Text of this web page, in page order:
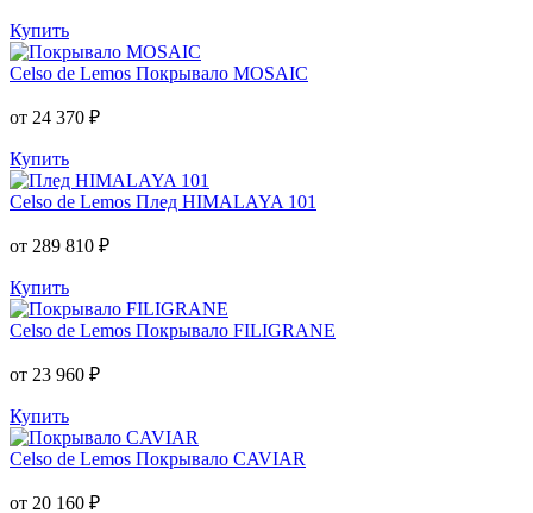
Купить
Celso de Lemos Покрывало MOSAIC
от 24 370 ₽
Купить
Celso de Lemos Плед HIMALAYA 101
от 289 810 ₽
Купить
Celso de Lemos Покрывало FILIGRANE
от 23 960 ₽
Купить
Celso de Lemos Покрывало CAVIAR
от 20 160 ₽